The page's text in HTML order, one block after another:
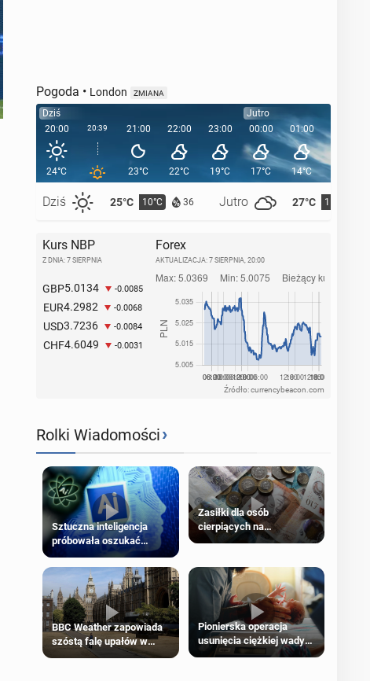
Pogoda • London ZMIANA
Dziś
20:00
24°C
Dziś 25°C 10°C 36 Jutro 27°C 11°C
20:39 21:00
23°C
22:00
22°C
23:00
19°C
Jutro
00:00
17°C
01:00
14°C
02:00
Kurs NBP
Z DNIA: 7 SIERPNIA
GBP5.0134 -0.0085
EUR4.2982 -0.0068
USD3.7236 -0.0084
CHF4.6049 -0.0031
Forex
AKTUALIZACJA: 7 SIERPNIA, 20:00
Źródło: currencybeacon.com
Rolki Wiadomości›
Sztuczna inteligencja
próbowała oszukać
człowieka
Zasiłki dla osób
cierpiących na
schorzenia psychiczne
BBC Weather zapowiada
szóstą falę upałów w
Londynie
Pionierska operacja
usunięcia ciężkiej wady
wrodzonej płodu w łonie